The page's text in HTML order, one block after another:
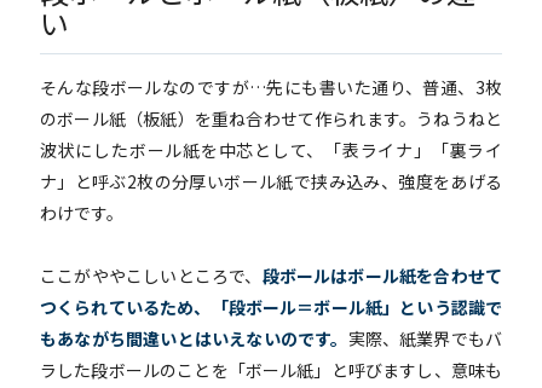
い
そんな段ボールなのですが…先にも書いた通り、普通、3枚
のボール紙（板紙）を重ね合わせて作られます。うねうねと
波状にしたボール紙を中芯として、「表ライナ」「裏ライ
ナ」と呼ぶ2枚の分厚いボール紙で挟み込み、強度をあげる
わけです。
ここがややこしいところで、 段ボールはボール紙を合わせて
つくられているため、「段ボール＝ボール紙」という認識で
もあながち間違いとはいえないのです。 実際、紙業界でもバ
ラした段ボールのことを「ボール紙」と呼びますし、意味も